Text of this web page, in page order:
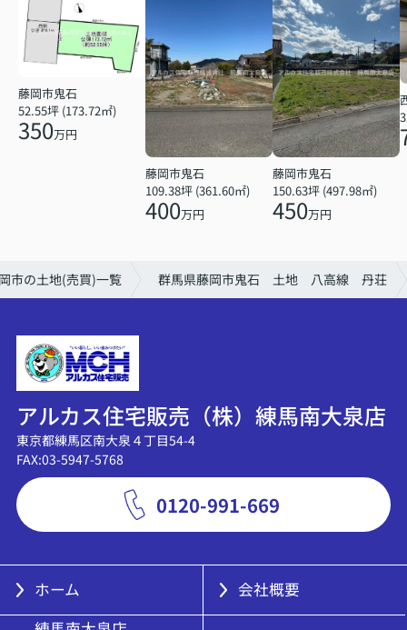
藤岡市鬼石
52.55坪 (173.72㎡)
350万円
藤岡市鬼石
109.38坪 (361.60㎡)
400万円
藤岡市鬼石
150.63坪 (497.98㎡)
450万円
市の土地(売買)一覧 群馬県藤岡市鬼石 土地 八高線 丹荘
アルカス住宅販売（株）練馬南大泉店
東京都練馬区南大泉４丁目54-4
FAX:03-5947-5768
0120-991-669
ホーム
会社概要